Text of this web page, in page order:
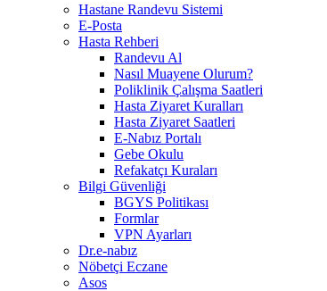
Hastane Randevu Sistemi
E-Posta
Hasta Rehberi
Randevu Al
Nasıl Muayene Olurum?
Poliklinik Çalışma Saatleri
Hasta Ziyaret Kuralları
Hasta Ziyaret Saatleri
E-Nabız Portalı
Gebe Okulu
Refakatçı Kuraları
Bilgi Güvenliği
BGYS Politikası
Formlar
VPN Ayarları
Dr.e-nabız
Nöbetçi Eczane
Asos